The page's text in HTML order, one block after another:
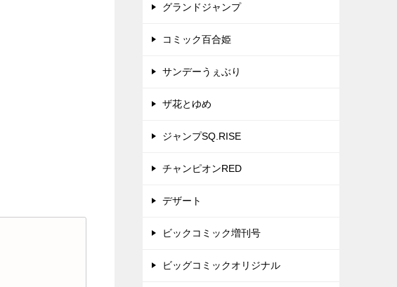
グランドジャンプ
コミック百合姫
サンデーうぇぶり
ザ花とゆめ
ジャンプSQ.RISE
チャンピオンRED
デザート
ビックコミック増刊号
ビッグコミックオリジナル